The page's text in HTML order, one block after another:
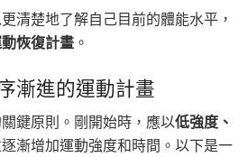
清楚地了解自己目前的體能水平，
恢復計畫 。
漸進的運動計畫
鍵原則。剛開始時，應以低強度、
漸增加運動強度和時間。以下是一